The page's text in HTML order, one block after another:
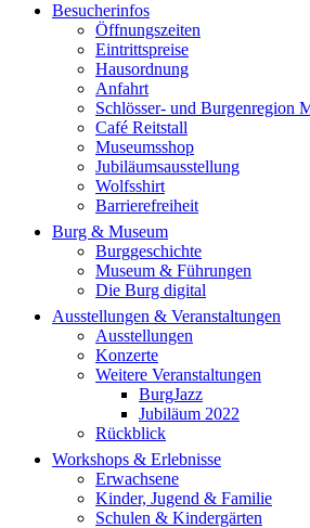
Besucherinfos
Öffnungszeiten
Eintrittspreise
Hausordnung
Anfahrt
Schlösser- und Burgenregion
Café Reitstall
Museumsshop
Jubiläumsausstellung
Wolfsshirt
Barrierefreiheit
Burg & Museum
Burggeschichte
Museum & Führungen
Die Burg digital
Ausstellungen & Veranstaltungen
Ausstellungen
Konzerte
Weitere Veranstaltungen
BurgJazz
Jubiläum 2022
Rückblick
Workshops & Erlebnisse
Erwachsene
Kinder, Jugend & Familie
Schulen & Kindergärten